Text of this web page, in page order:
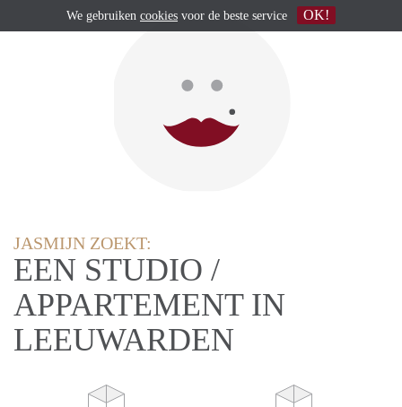
JASMIJN ZOEKT:
EEN STUDIO /
APPARTEMENT IN
LEEUWARDEN
We gebruiken cookies voor de beste service OK!